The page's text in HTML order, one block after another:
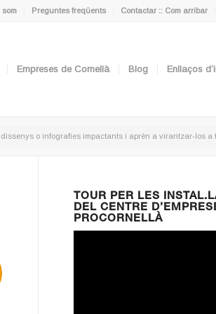
som Preguntes freqüents Contactar :: Com arribar
Empreses de Cornellà Blog Enllaços
o infografies impactants i aprèn a viraritzar-los a
TOUR PER LES
DEL CENTRE
PROCORNELLÀ